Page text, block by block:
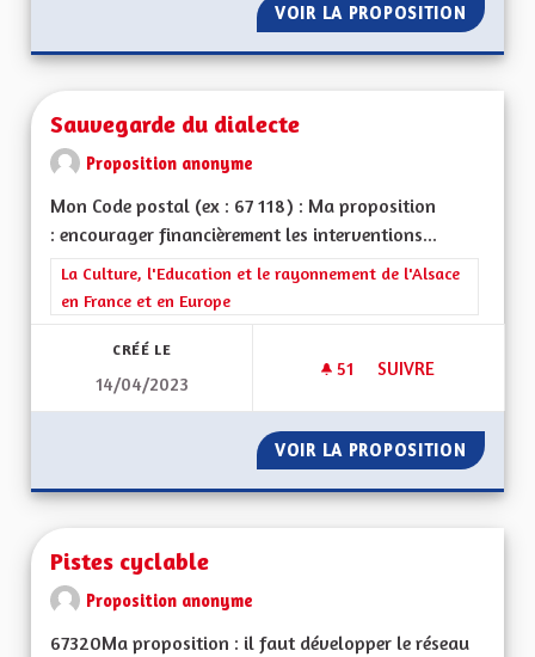
VOIR LA PROPOSITION
Sauvegarde du dialecte
Proposition anonyme
Mon Code postal (ex : 67 118) : Ma proposition
: encourager financièrement les interventions...
Filtrer les résultats de la catégorie : La Culture, l'Education et
La Culture, l'Education et le rayonnement de l'Alsace
en France et en Europe
CRÉÉ LE
14/04/2023
51 51 ABONNÉS
SUIVRE
VOIR LA PROPOSITION
Pistes cyclable
Proposition anonyme
67320Ma proposition : il faut développer le réseau